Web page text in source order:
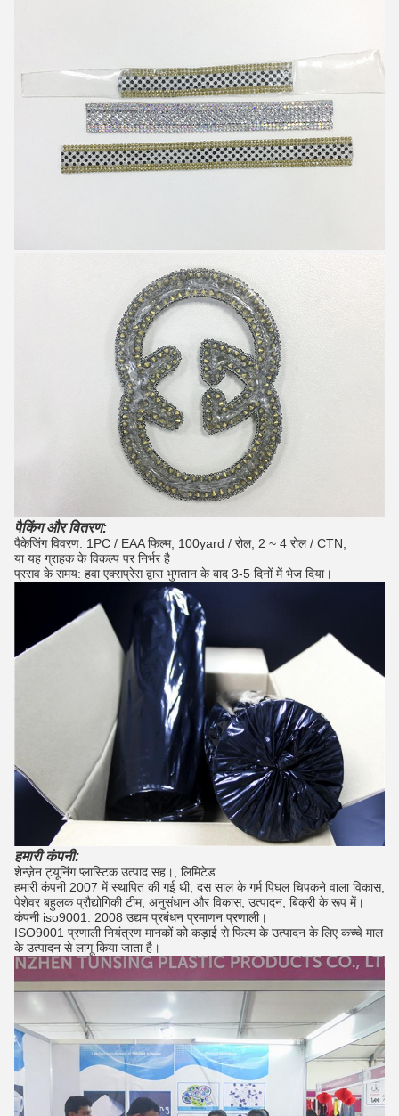
पैकिंग और वितरण:
पैकेजिंग विवरण: 1PC / EAA फिल्म, 100yard / रोल, 2 ~ 4 रोल / CTN,
या यह ग्राहक के विकल्प पर निर्भर है
प्रसव के समय: हवा एक्सप्रेस द्वारा भुगतान के बाद 3-5 दिनों में भेज दिया।
हमारी कंपनी:
शेन्ज़ेन ट्यूनिंग प्लास्टिक उत्पाद सह।, लिमिटेड
हमारी कंपनी 2007 में स्थापित की गई थी, दस साल के गर्म पिघल चिपकने वाला विकास,
पेशेवर बहुलक प्रौद्योगिकी टीम, अनुसंधान और विकास, उत्पादन, बिक्री के रूप में।
कंपनी iso9001: 2008 उद्यम प्रबंधन प्रमाणन प्रणाली।
ISO9001 प्रणाली नियंत्रण मानकों को कड़ाई से फिल्म के उत्पादन के लिए कच्चे माल
के उत्पादन से लागू किया जाता है।